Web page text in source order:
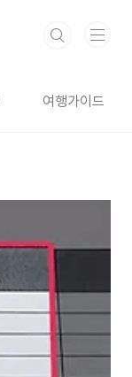
여행가이드